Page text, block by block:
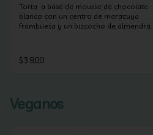
Torta  a base de mousse de chocolate
blanco con un centro de maracuya
frambuesa y un bizcocho de almendras
$3.900
Veganos